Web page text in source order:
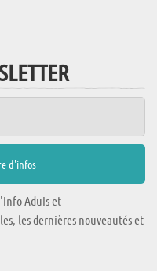
Aduis et
les dernières nouveautés et